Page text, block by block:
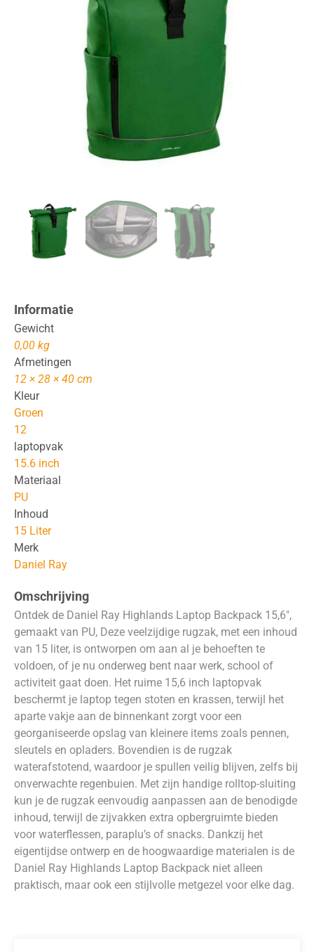
Informatie
Gewicht
0,00 kg
Afmetingen
12 × 28 × 40 cm
Kleur
Groen
12
laptopvak
15.6 inch
Materiaal
PU
Inhoud
15 Liter
Merk
Daniel Ray
Omschrijving
Ontdek de Daniel Ray Highlands Laptop Backpack 15,6″,
gemaakt van PU, Deze veelzijdige rugzak, met een inhoud
van 15 liter, is ontworpen om aan al je behoeften te
voldoen, of je nu onderweg bent naar werk, school of
activiteit gaat doen. Het ruime 15,6 inch laptopvak
beschermt je laptop tegen stoten en krassen, terwijl het
aparte vakje aan de binnenkant zorgt voor een
georganiseerde opslag van kleinere items zoals pennen,
sleutels en opladers. Bovendien is de rugzak
waterafstotend, waardoor je spullen veilig blijven, zelfs bij
onverwachte regenbuien. Met zijn handige rolltop-sluiting
kun je de rugzak eenvoudig aanpassen aan de benodigde
inhoud, terwijl de zijvakken extra opbergruimte bieden
voor waterflessen, paraplu’s of snacks. Dankzij het
eigentijdse ontwerp en de hoogwaardige materialen is de
Daniel Ray Highlands Laptop Backpack niet alleen
praktisch, maar ook een stijlvolle metgezel voor elke dag.